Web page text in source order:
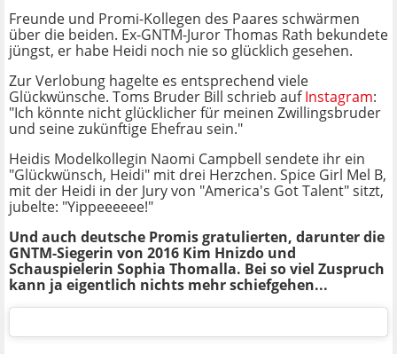
Freunde und Promi-Kollegen des Paares schwärmen
über die beiden. Ex-GNTM-Juror Thomas Rath bekundete
jüngst, er habe Heidi noch nie so glücklich gesehen.
Zur Verlobung hagelte es entsprechend viele
Glückwünsche. Toms Bruder Bill schrieb aufInstagram:
"Ich könnte nicht glücklicher für meinen Zwillingsbruder
und seine zukünftige Ehefrau sein."
Heidis Modelkollegin Naomi Campbell sendete ihr ein
"Glückwünsch, Heidi" mit drei Herzchen. Spice Girl Mel B,
mit der Heidi in der Jury von "America's Got Talent" sitzt,
jubelte: "Yippeeeeee!"
Und auch deutsche Promis gratulierten, darunter die
GNTM-Siegerin von 2016 Kim Hnizdo und
Schauspielerin Sophia Thomalla. Bei so viel Zuspruch
kann ja eigentlich nichts mehr schiefgehen...